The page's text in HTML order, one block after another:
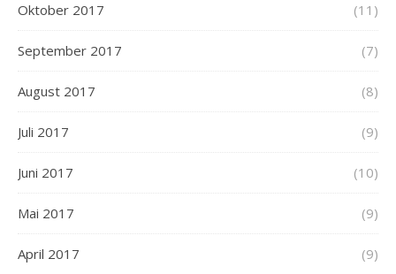
Oktober 2017 (11)
September 2017 (7)
August 2017 (8)
Juli 2017 (9)
Juni 2017 (10)
Mai 2017 (9)
April 2017 (9)